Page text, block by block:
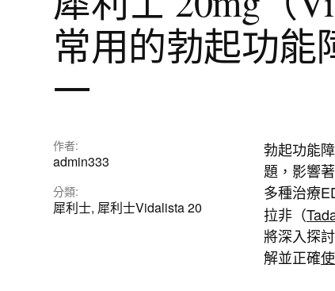
常用的勃起功能
一
作者:
admin333
分類:
犀利士, 犀利士Vidalista 20
勃起功能
題，影響
多種治療
拉非（
將深入探
解並正確